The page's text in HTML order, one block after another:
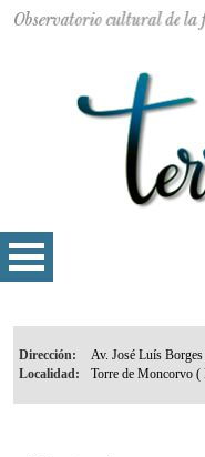
Dirección:
Localidad: